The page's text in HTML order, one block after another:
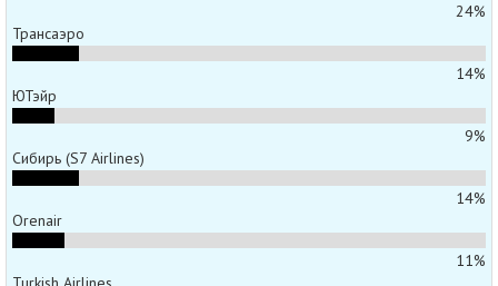
24%
Трансаэро
14%
ЮТэйр
9%
Сибирь (S7 Airlines)
14%
Orenair
11%